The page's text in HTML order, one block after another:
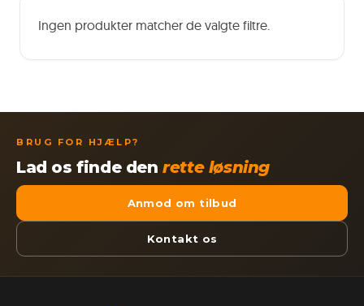
Ingen produkter matcher de valgte filtre.
BRUG FOR HJÆLP?
Lad os finde denrette løsning
Anmod om tilbud
Kontakt os